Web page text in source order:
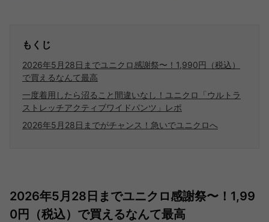
もくじ
2026年5月28日までユニクロ感謝祭〜！1,990円（税込）
で買えるなんて最高
一度着用したら沼ること間違いなし！ユニクロ「ウルトラ
ストレッチアクティブワイドパンツ」レポ
2026年5月28日までがチャンス！急いでユニクロへ
2026年5月28日までユニクロ感謝祭〜！1,99
0円（税込）で買えるなんて最高